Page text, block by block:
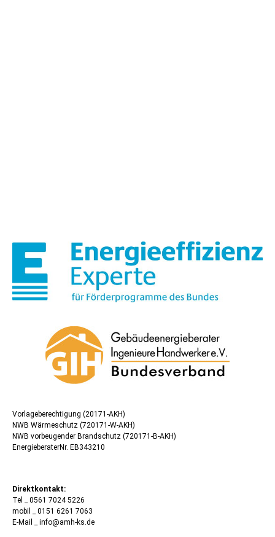
Vorlageberechtigung (20171-AKH)
NWB Wärmeschutz (720171-W-AKH)
NWB vorbeugender Brandschutz (720171-B-AKH)
EnergieberaterNr. EB343210
Direktkontakt:
Tel _ 0561 7024 5226
mobil _ 0151 6261 7063
E-Mail _ info@amh-ks.de